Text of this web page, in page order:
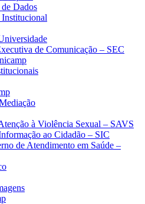
Dados
de Comunicação – SEC
à Violência Sexual – SAVS
ao Cidadão – SIC
de Atendimento em Saúde –